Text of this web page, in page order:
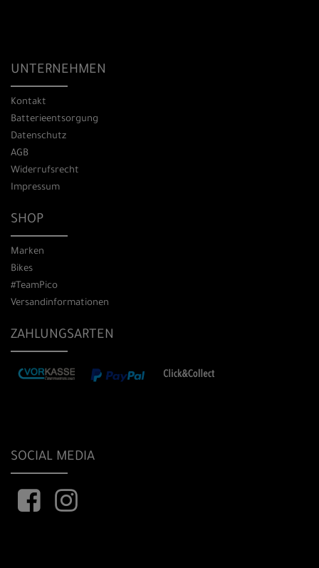
UNTERNEHMEN
Kontakt
Batterieentsorgung
Datenschutz
AGB
Widerrufsrecht
Impressum
SHOP
Marken
Bikes
#TeamPico
Versandinformationen
ZAHLUNGSARTEN
SOCIAL MEDIA